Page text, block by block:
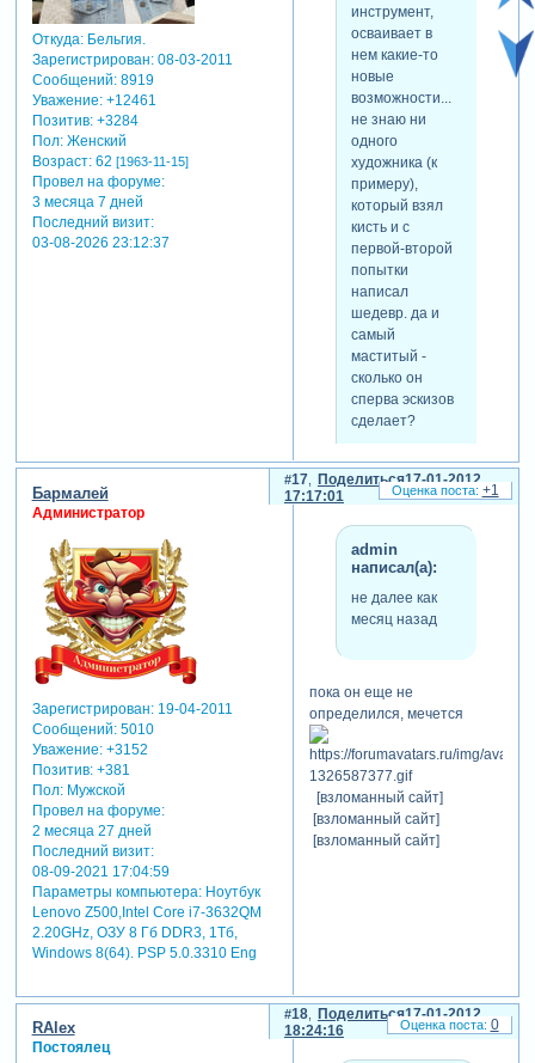
Откуда:Бельгия.
Зарегистрирован: 08-03-2011
Сообщений:8919
Уважение: +12461
Позитив: +3284
Пол:Женский
Возраст:62 [1963-11-15]
Провел на форуме:
3 месяца 7 дней
Последний визит:
03-08-2026 23:12:37
инструмент,
осваивает в
нем какие-то
новые
возможности...
не знаю ни
одного
художника (к
примеру),
который взял
кисть и с
первой-второй
попытки
написал
шедевр. да и
самый
маститый -
сколько он
сперва эскизов
сделает?
так кто же мешает....просто
правильно кисть взять в
руки, чтобы этот самый
шедевр получился. причем
прошу заметить - очень
доброжелательно. а у вас я
поменялись? не далее как
месяц назад, ваша позиция
в этом вопросе была более
категоричной.
Поделиться
17
17-01-2012
17:17:01
Бармалей
Администратор
Зарегистрирован: 19-04-2011
Сообщений:5010
Уважение: +3152
Позитив: +381
Пол:Мужской
Провел на форуме:
2 месяца 27 дней
Последний визит:
08-09-2021 17:04:59
Параметры компьютера:Ноутбук
Lenovo Z500,Intel Core i7-3632QM
2.20GHz, ОЗУ 8 Гб DDR3, 1Тб,
Windows 8(64). PSP 5.0.3310 Eng
admin
написал(а):
не далее как
месяц назад
пока он еще не
определился, мечется
[взломанный сайт]
[взломанный сайт]
[взломанный сайт]
+1
Поделиться
18
17-01-2012
18:24:16
RAlex
Постоялец
0